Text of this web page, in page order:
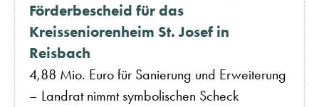
Förderbescheid für das
Kreisseniorenheim St. Josef in
Reisbach
4,88 Mio. Euro für Sanierung und Erweiterung
– Landrat nimmt symbolischen Scheck